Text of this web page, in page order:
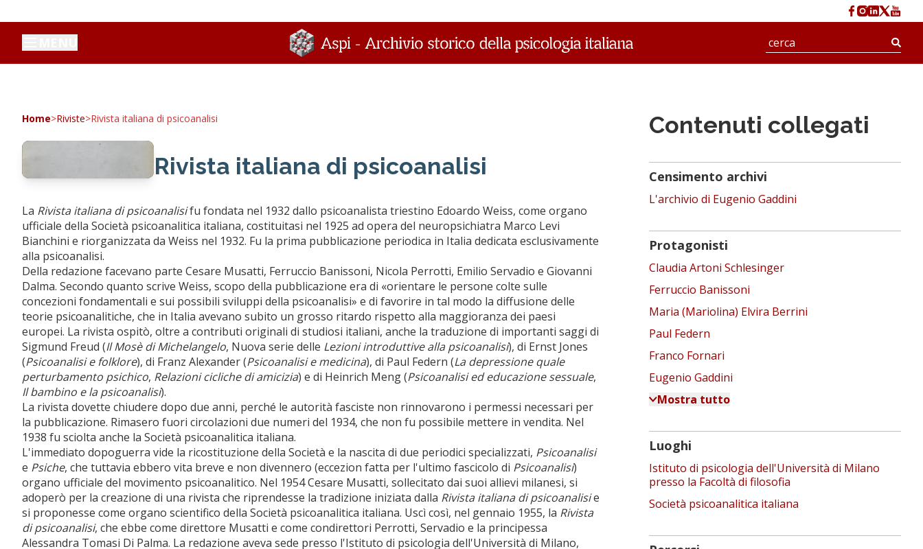
Home>Riviste>Rivista italiana di psicoanalisi
Rivista italiana di psicoanalisi
La Rivista italiana di psicoanalisifu fondata nel 1932 dallo psicoanalista triestino Edoardo Weiss, come organo
ufficiale della Società psicoanalitica italiana, costituitasi nel 1925 ad opera del neuropsichiatra Marco Levi
Bianchini e riorganizzata da Weiss nel 1932. Fu la prima pubblicazione periodica in Italia dedicata esclusivamente
alla psicoanalisi.
Della redazione facevano parte Cesare Musatti, Ferruccio Banissoni, Nicola Perrotti, Emilio Servadio e Giovanni
Dalma. Secondo quanto scrive Weiss, scopo della pubblicazione era di «orientare le persone colte sulle
concezioni fondamentali e sui possibili sviluppi della psicoanalisi» e di favorire in tal modo la diffusione delle
teorie psicoanalitiche, che in Italia avevano subito un grosso ritardo rispetto alla maggioranza dei paesi
europei. La rivista ospitò, oltre a contributi originali di studiosi italiani, anche la traduzione di importanti saggi di
Sigmund Freud (Il Mosè di Michelangelo, Nuova serie delle Lezioni introduttive alla psicoanalisi), di Ernst Jones
(Psicoanalisi e folklore), di Franz Alexander (Psicoanalisi e medicina), di Paul Federn (La depressione quale
perturbamento psichico, Relazioni cicliche di amicizia) e di Heinrich Meng (Psicoanalisi ed educazione sessuale,
Il bambino e la psicoanalisi).
La rivista dovette chiudere dopo due anni, perché le autorità fasciste non rinnovarono i permessi necessari per
la pubblicazione. Rimasero fuori circolazioni due numeri del 1934, che non fu possibile mettere in vendita. Nel
1938 fu sciolta anche la Società psicoanalitica italiana.
L'immediato dopoguerra vide la ricostituzione della Società e la nascita di due periodici specializzati, Psicoanalisi
e Psiche, che tuttavia ebbero vita breve e non divennero (eccezion fatta per l'ultimo fascicolo di Psicoanalisi)
organo ufficiale del movimento psicoanalitico. Nel 1954 Cesare Musatti, sollecitato dai suoi allievi milanesi, si
adoperò per la creazione di una rivista che riprendesse la tradizione iniziata dalla Rivista italiana di psicoanalisie
si proponesse come organo scientifico della Società psicoanalitica italiana. Uscì così, nel gennaio 1955, la Rivista
di psicoanalisi, che ebbe come direttore Musatti e come condirettori Perrotti, Servadio e la principessa
Alessandra Tomasi Di Palma. La redazione aveva sede presso l'Istituto di psicologia dell'Università di Milano,
Contenuti collegati
Censimento archivi
L'archivio di Eugenio Gaddini
Protagonisti
Claudia Artoni Schlesinger
Ferruccio Banissoni
Maria (Mariolina) Elvira Berrini
Paul Federn
Franco Fornari
Eugenio Gaddini
Mostra tutto
Luoghi
Istituto di psicologia dell'Università di Milano
presso la Facoltà di filosofia
Società psicoanalitica italiana